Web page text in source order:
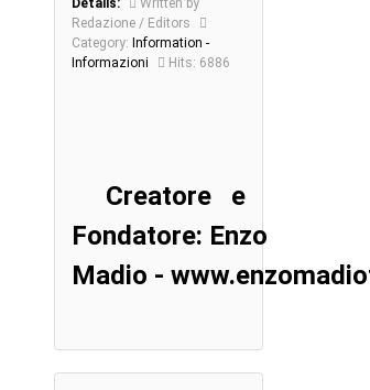
Details:
Written by
Redazione / Editors
Category: Information -
Informazioni
Hits: 6886
Creatore e
Fondatore: Enzo
Madio -